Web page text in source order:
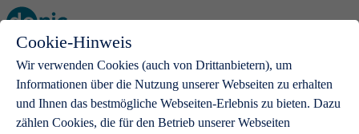
Cookie-Hinweis
Wir verwenden Cookies (auch von Drittanbietern), um
Informationen über die Nutzung unserer Webseiten zu erhalten
und Ihnen das bestmögliche Webseiten-Erlebnis zu bieten. Dazu
zählen Cookies, die für den Betrieb unserer Webseiten
Open main menu